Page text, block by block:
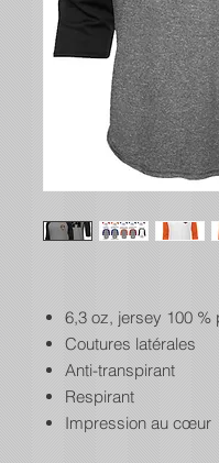
6,3 oz, jersey 100 %
Coutures latérales
Anti-transpirant
Respirant
Impression au cœur